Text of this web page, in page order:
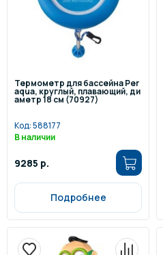
Термометр для бассейна Per
aqua, круглый, плавающий, ди
аметр 18 см (70927)
Код:588177
В наличии
9285 р.
Подробнее